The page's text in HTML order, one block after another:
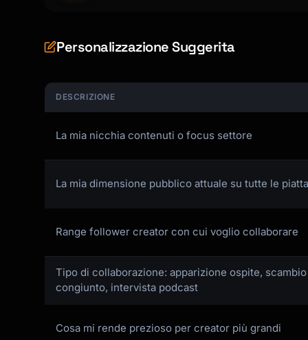
Personalizzazione Suggerita
DESCRIZIONE
La mia nicchia contenuti o focus settore
La mia dimensione pubblico attuale su tutte le
Range follower creator con cui voglio collaborare
Tipo di collaborazione: apparizione ospite,
congiunto, intervista podcast
Cosa mi rende prezioso per creator più grandi